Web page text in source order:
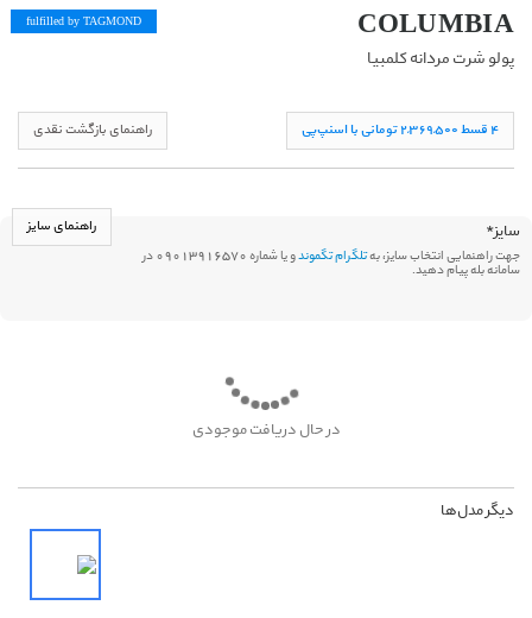
COLUMBIA
پولو شرت مردانه کلمبیا
fulfilled by TAGMOND
راهنمای بازگشت نقدی ۴ قسط ۲,۳۶۹,۵۰۰ تومانی با اسنپ‌پی
سایز* راهنمای سایز
جهت راهنمایی انتخاب سایز، بهتلگرام تگموند و یا شماره 09013916570 در
سامانه بله پیام دهید.
در حال دریافت موجودی
دیگر مدل‌ها